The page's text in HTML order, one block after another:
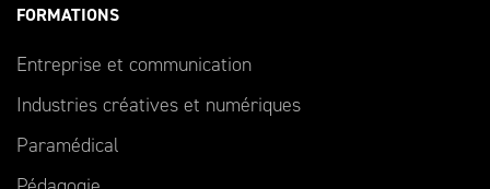
FORMATIONS
Entreprise et communication
Industries créatives et numériques
Paramédical